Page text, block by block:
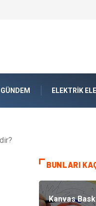
GÜNDEM ELEKTRIK
BUNLARI
Kanvas